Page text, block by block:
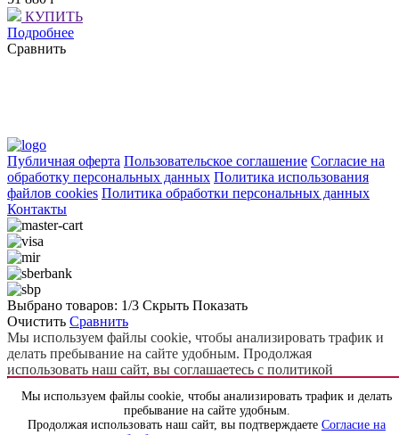
КУПИТЬ
Подробнее
Сравнить
Публичная оферта Пользовательское соглашение Согласие на
обработку персональных данных Политика использования
файлов cookies Политика обработки персональных данных
Контакты
Выбрано товаров: 1/3 Скрыть Показать
Очистить Сравнить
Мы используем файлы cookie, чтобы анализировать трафик и
делать пребывание на сайте удобным. Продолжая
использовать наш сайт, вы соглашаетесь с политикой
Принять Отклонить
Мы используем файлы cookie, чтобы анализировать трафик и делать
пребывание на сайте удобным.
Продолжая использовать наш сайт, вы подтверждаете Согласие на
Продолжая использовать сайт, вы соглашаетесь политикой